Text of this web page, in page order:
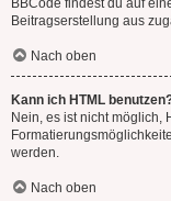
BBCode findest du auf
Beitragserstellung aus
Nach oben
Kann ich HTML
Nein, es ist nicht möglich,
werden.
Nach oben